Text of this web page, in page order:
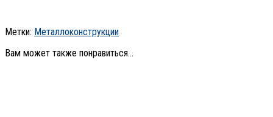
Метки: Металлоконструкции
Вам может также понравиться...